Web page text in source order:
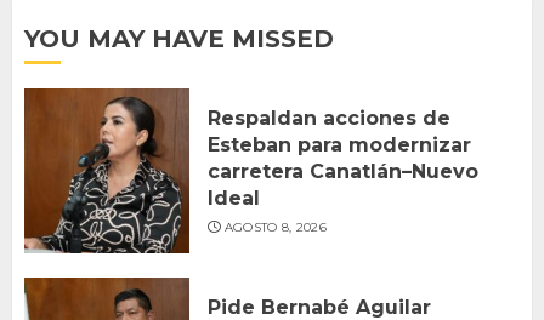
YOU MAY HAVE MISSED
Respaldan acciones de
Esteban para modernizar
carretera Canatlán–Nuevo
Ideal
AGOSTO 8, 2026
Pide Bernabé Aguilar